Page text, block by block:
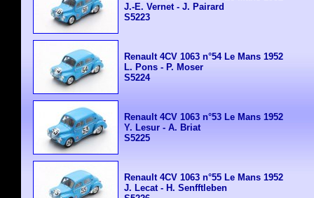
J.-E. Vernet - J. Pairard
S5223
Renault 4CV 1063 n°54 Le Mans 1952
L. Pons - P. Moser
S5224
Renault 4CV 1063 n°53 Le Mans 1952
Y. Lesur - A. Briat
S5225
Renault 4CV 1063 n°55 Le Mans 1952
J. Lecat - H. Senfftleben